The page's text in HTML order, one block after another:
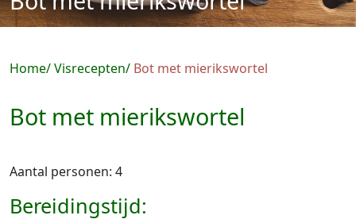
Home Visrecepten Bot met mierikswortel
Bot met mierikswortel
Aantal personen: 4
Bereidingstijd: